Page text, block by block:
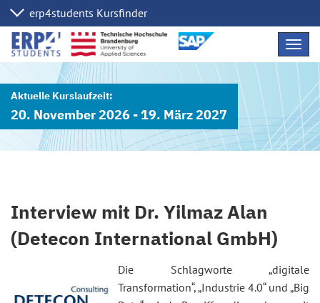
20. November 2026 - 19. März 2027
Interview mit Dr. Yilmaz Alan
(Detecon International GmbH)
Die Schlagworte „digitale
Transformation“, „Industrie 4.0“ und „Big